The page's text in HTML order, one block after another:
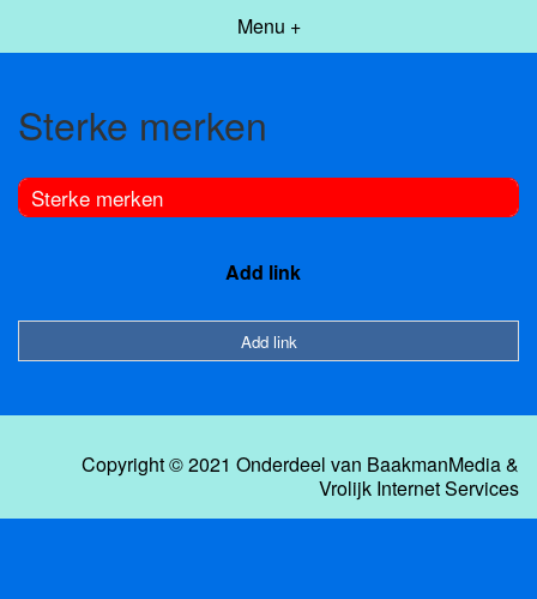
Menu +
Sterke merken
Sterke merken
Add link
Add link
Copyright © 2021 Onderdeel van BaakmanMedia&
Vrolijk Internet Services